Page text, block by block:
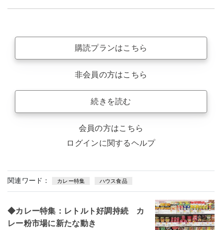
購読プランはこちら
非会員の方はこちら
続きを読む
会員の方はこちら
ログインに関するヘルプ
関連ワード： カレー特集 ハウス食品
◆カレー特集：レトルト好調持続 カ
レー粉市場に新たな動き